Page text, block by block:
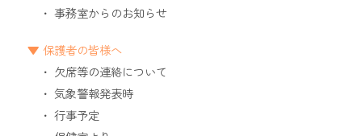
事務室からのお知らせ
保護者の皆様へ
欠席等の連絡について
気象警報発表時
行事予定